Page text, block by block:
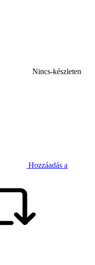
Nincs-készleten
Hozzáadás a